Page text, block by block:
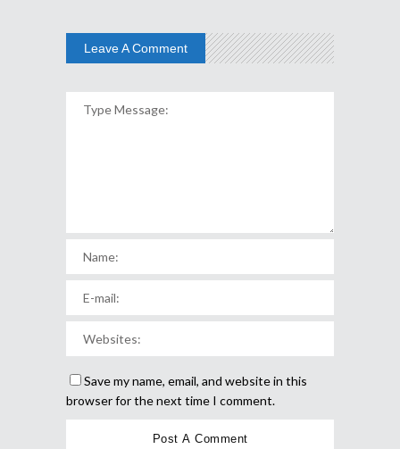
Leave A Comment
Save my name, email, and website in this
browser for the next time I comment.